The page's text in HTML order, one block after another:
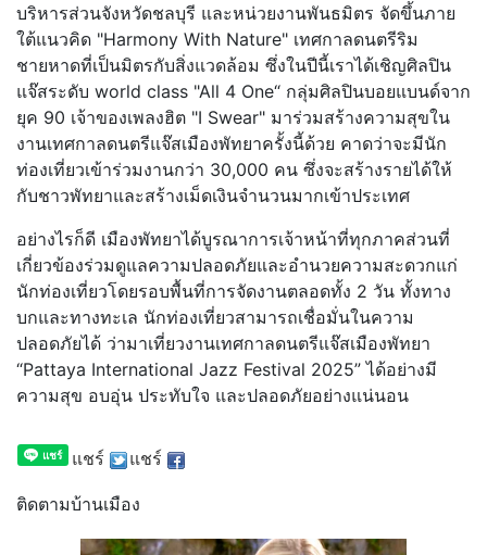
บริหารส่วนจังหวัดชลบุรี และหน่วยงานพันธมิตร จัดขึ้นภาย
ใต้แนวคิด "Harmony With Nature" เทศกาลดนตรีริม
ชายหาดที่เป็นมิตรกับสิ่งแวดล้อม ซึ่งในปีนี้เราได้เชิญศิลปิน
แจ๊สระดับ world class "All 4 One“ กลุ่มศิลปินบอยแบนด์จาก
ยุค 90 เจ้าของเพลงฮิต "I Swear" มาร่วมสร้างความสุขใน
งานเทศกาลดนตรีแจ๊สเมืองพัทยาครั้งนี้ด้วย คาดว่าจะมีนัก
ท่องเที่ยวเข้าร่วมงานกว่า 30,000 คน ซึ่งจะสร้างรายได้ให้
กับชาวพัทยาและสร้างเม็ดเงินจำนวนมากเข้าประเทศ
อย่างไรก็ดี เมืองพัทยาได้บูรณาการเจ้าหน้าที่ทุกภาคส่วนที่
เกี่ยวข้องร่วมดูแลความปลอดภัยและอำนวยความสะดวกแก่
นักท่องเที่ยวโดยรอบพื้นที่การจัดงานตลอดทั้ง 2 วัน ทั้งทาง
บกและทางทะเล นักท่องเที่ยวสามารถเชื่อมั่นในความ
ปลอดภัยได้ ว่ามาเที่ยวงานเทศกาลดนตรีแจ๊สเมืองพัทยา
“Pattaya International Jazz Festival 2025” ได้อย่างมี
ความสุข อบอุ่น ประทับใจ และปลอดภัยอย่างแน่นอน
แชร์ แชร์
ติดตามบ้านเมือง